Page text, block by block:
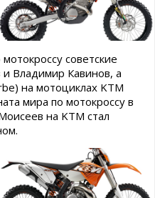
советские
Владимир Кавинов, а
на мотоциклах KTM
мира по мотокроссу в
на KTM стал